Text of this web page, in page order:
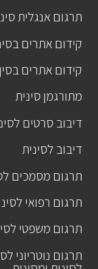
תרגום אנגלית
קידום אתרים
קידום אתרים בסין
מתורגמן סינית
דיבוב סרטים
דיבוב לסינית
תרגום מסמכים
תרגום רפואי
תרגום משפטי
תרגום נוטריוני